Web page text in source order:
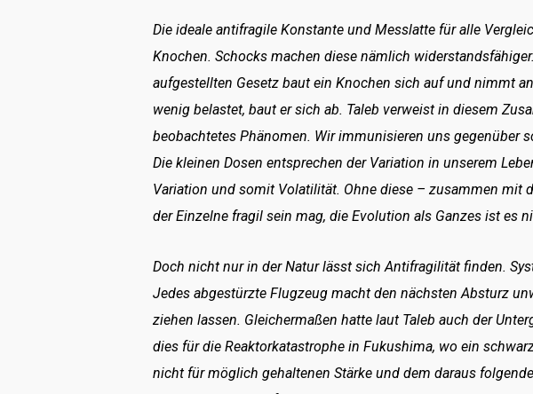
Die ideale antifragile Konstante und Messlatte für alle
Knochen. Schocks machen diese nämlich
aufgestellten Gesetz baut ein Knochen sich auf und nimmt
wenig belastet, baut er sich ab. Taleb verweist in diesem
beobachtetes Phänomen. Wir immunisieren uns gegenüber
Die kleinen Dosen entsprechen der Variation in unserem
Variation und somit Volatilität. Ohne diese – zusammen mit
der Einzelne fragil sein mag, die Evolution als Ganzes ist es
Doch nicht nur in der Natur lässt sich Antifragilität finden.
Jedes abgestürzte Flugzeug macht den nächsten Absturz
ziehen lassen. Gleichermaßen hatte laut Taleb auch der
dies für die Reaktorkatastrophe in Fukushima, wo ein
nicht für möglich gehaltenen Stärke und dem daraus